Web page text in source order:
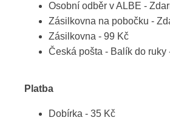
Osobní odběr v ALBE -
Zásilkovna na pobočku -
Zásilkovna - 99 Kč
Česká pošta - Balík do ruky
Platba
Dobírka - 35 Kč